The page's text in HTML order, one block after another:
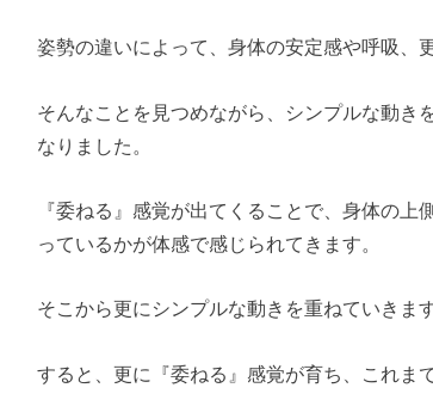
姿勢の違いによって、身体の安定感や呼吸、
そんなことを見つめながら、シンプルな動き
なりました。
『委ねる』感覚が出てくることで、身体の
っているかが体感で感じられてきます。
そこから更にシンプルな動きを重ねていきます
すると、更に『委ねる』感覚が育ち、これま